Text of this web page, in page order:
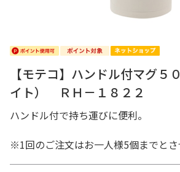
【モテコ】ハンドル付マグ５
イト） ＲＨ－１８２２
ハンドル付で持ち運びに便利。
※1回のご注文はお一人様5個までとさ